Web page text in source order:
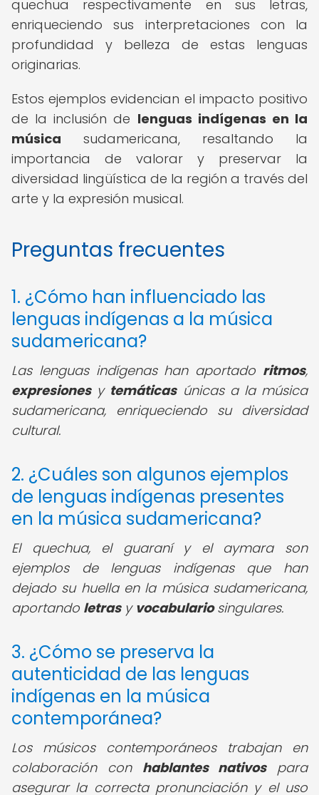
quechua respectivamente en sus letras,
enriqueciendo sus interpretaciones con la
profundidad y belleza de estas lenguas
originarias.
Estos ejemplos evidencian el impacto positivo
de la inclusión de lenguas indígenas en la
música sudamericana, resaltando la
importancia de valorar y preservar la
diversidad lingüística de la región a través del
arte y la expresión musical.
Preguntas frecuentes
1. ¿Cómo han influenciado las
lenguas indígenas a la música
sudamericana?
Las lenguas indígenas han aportado ritmos,
expresionesy temáticasúnicas a la música
sudamericana, enriqueciendo su diversidad
cultural.
2. ¿Cuáles son algunos ejemplos
de lenguas indígenas presentes
en la música sudamericana?
El quechua, el guaraní y el aymara son
ejemplos de lenguas indígenas que han
dejado su huella en la música sudamericana,
aportando letrasy vocabulariosingulares.
3. ¿Cómo se preserva la
autenticidad de las lenguas
indígenas en la música
contemporánea?
Los músicos contemporáneos trabajan en
colaboración con hablantes nativospara
asegurar la correcta pronunciación y el uso